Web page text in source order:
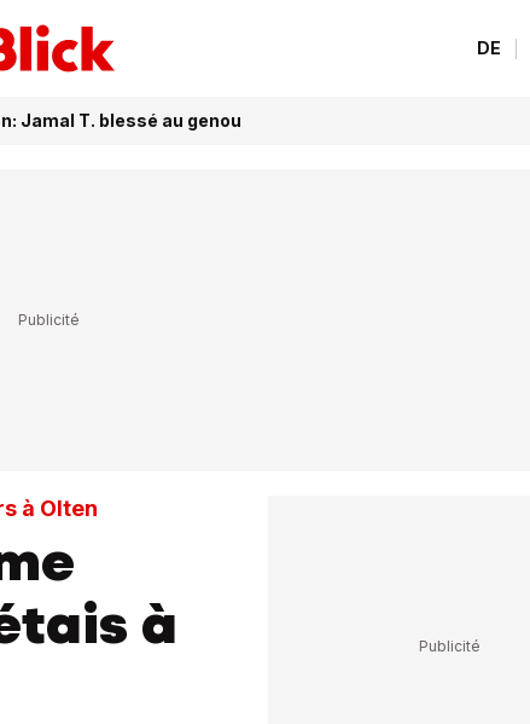
DE
Jamal T. blessé au genou
à Olten
à